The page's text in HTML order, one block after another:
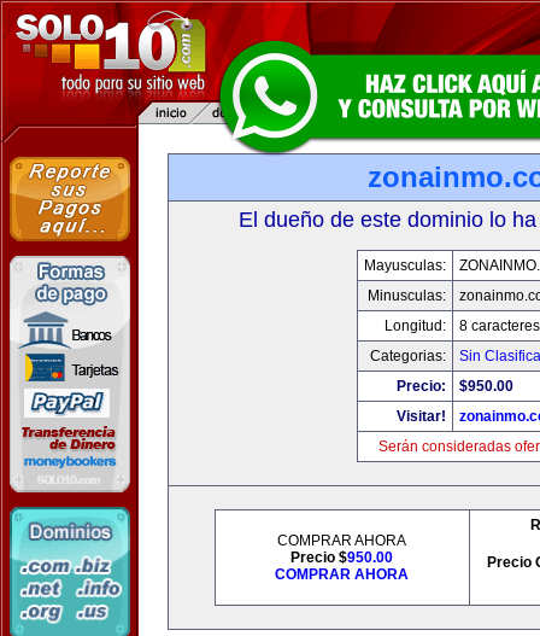
El dueño de este dominio lo
Mayusculas:
Minusculas:
Longitud:
8 caracteres
Categorias:
Sin
Precio:
$950.00
Visitar!
Serán consideradas
COMPRAR AHORA
Precio $950.00
COMPRAR AHORA
Precio